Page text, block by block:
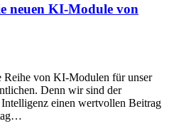
neuen KI-Module von
Reihe von KI-Modulen für unser
Denn wir sind der
einen wertvollen Beitrag